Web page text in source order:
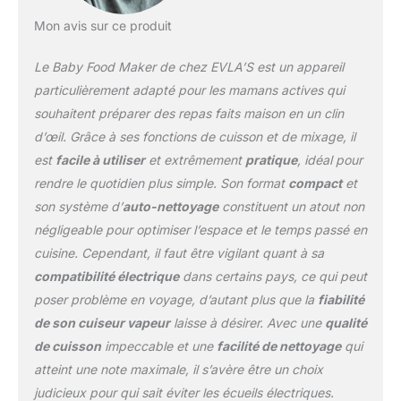
Mon avis sur ce produit
Le Baby Food Maker de chez EVLA’S est un appareil
particulièrement adapté pour les mamans actives qui
souhaitent préparer des repas faits maison en un clin
d’œil. Grâce à ses fonctions de cuisson et de mixage, il
est facile à utiliseret extrêmement pratique, idéal pour
rendre le quotidien plus simple. Son format compactet
son système d’auto-nettoyageconstituent un atout non
négligeable pour optimiser l’espace et le temps passé en
cuisine. Cependant, il faut être vigilant quant à sa
compatibilité électriquedans certains pays, ce qui peut
poser problème en voyage, d’autant plus que la fiabilité
de son cuiseur vapeurlaisse à désirer. Avec une qualité
de cuissonimpeccable et une facilité de nettoyagequi
atteint une note maximale, il s’avère être un choix
judicieux pour qui sait éviter les écueils électriques.